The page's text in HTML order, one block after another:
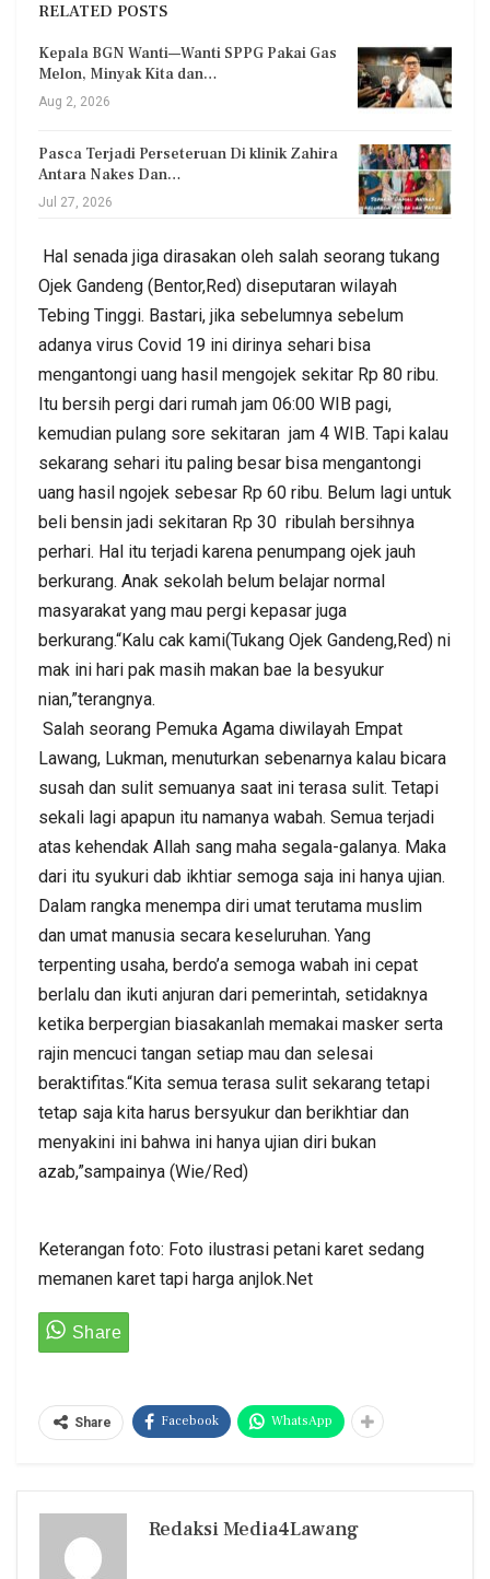
RELATED POSTS
Kepala BGN Wanti—Wanti SPPG Pakai Gas
Melon, Minyak Kita dan…
Aug 2, 2026
Pasca Terjadi Perseteruan Di klinik Zahira
Antara Nakes Dan…
Jul 27, 2026
Hal senada jiga dirasakan oleh salah seorang tukang
Ojek Gandeng (Bentor,Red) diseputaran wilayah
Tebing Tinggi. Bastari, jika sebelumnya sebelum
adanya virus Covid 19 ini dirinya sehari bisa
mengantongi uang hasil mengojek sekitar Rp 80 ribu.
Itu bersih pergi dari rumah jam 06:00 WIB pagi,
kemudian pulang sore sekitaran jam 4 WIB. Tapi kalau
sekarang sehari itu paling besar bisa mengantongi
uang hasil ngojek sebesar Rp 60 ribu. Belum lagi untuk
beli bensin jadi sekitaran Rp 30 ribulah bersihnya
perhari. Hal itu terjadi karena penumpang ojek jauh
berkurang. Anak sekolah belum belajar normal
masyarakat yang mau pergi kepasar juga
berkurang.“Kalu cak kami(Tukang Ojek Gandeng,Red) ni
mak ini hari pak masih makan bae la besyukur
nian,”terangnya.
Salah seorang Pemuka Agama diwilayah Empat
Lawang, Lukman, menuturkan sebenarnya kalau bicara
susah dan sulit semuanya saat ini terasa sulit. Tetapi
sekali lagi apapun itu namanya wabah. Semua terjadi
atas kehendak Allah sang maha segala-galanya. Maka
dari itu syukuri dab ikhtiar semoga saja ini hanya ujian.
Dalam rangka menempa diri umat terutama muslim
dan umat manusia secara keseluruhan. Yang
terpenting usaha, berdo’a semoga wabah ini cepat
berlalu dan ikuti anjuran dari pemerintah, setidaknya
ketika berpergian biasakanlah memakai masker serta
rajin mencuci tangan setiap mau dan selesai
beraktifitas.“Kita semua terasa sulit sekarang tetapi
tetap saja kita harus bersyukur dan berikhtiar dan
menyakini ini bahwa ini hanya ujian diri bukan
azab,”sampainya (Wie/Red)
Keterangan foto: Foto ilustrasi petani karet sedang
memanen karet tapi harga anjlok.Net
Share Facebook WhatsApp
Redaksi Media4Lawang